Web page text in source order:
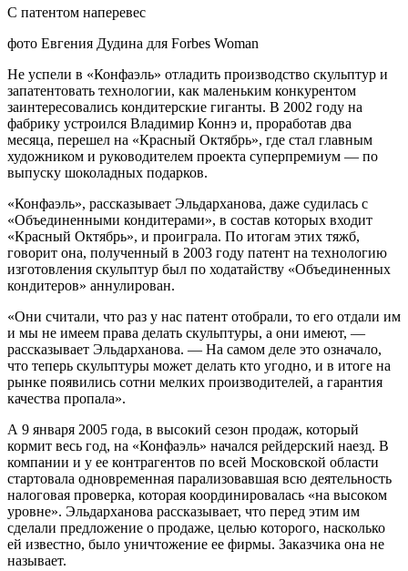
С патентом наперевес
фото Евгения Дудина для Forbes Woman
Не успели в «Конфаэль» отладить производство скульптур и
запатентовать технологии, как маленьким конкурентом
заинтересовались кондитерские гиганты. В 2002 году на
фабрику устроился Владимир Коннэ и, проработав два
месяца, перешел на «Красный Октябрь», где стал главным
художником и руководителем проекта суперпремиум — по
выпуску шоколадных подарков.
«Конфаэль», рассказывает Эльдарханова, даже судилась с
«Объединенными кондитерами», в состав которых входит
«Красный Октябрь», и проиграла. По итогам этих тяжб,
говорит она, полученный в 2003 году патент на технологию
изготовления скульптур был по ходатайству «Объединенных
кондитеров» аннулирован.
«Они считали, что раз у нас патент отобрали, то его отдали им
и мы не имеем права делать скульптуры, а они имеют, —
рассказывает Эльдарханова. — На самом деле это означало,
что теперь скульптуры может делать кто угодно, и в итоге на
рынке появились сотни мелких производителей, а гарантия
качества пропала».
А 9 января 2005 года, в высокий сезон продаж, который
кормит весь год, на «Конфаэль» начался рейдерский наезд. В
компании и у ее контрагентов по всей Московской области
стартовала одновременная парализовавшая всю деятельность
налоговая проверка, которая координировалась «на высоком
уровне». Эльдарханова рассказывает, что перед этим им
сделали предложение о продаже, целью которого, насколько
ей известно, было уничтожение ее фирмы. Заказчика она не
называет.